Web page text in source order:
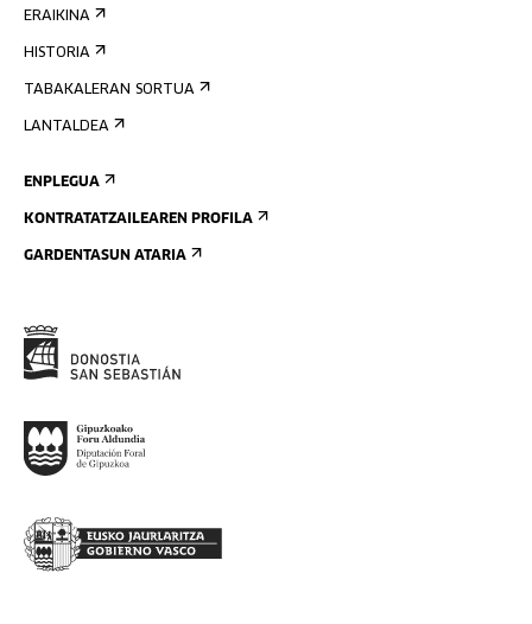
ERAIKINA
HISTORIA
TABAKALERAN SORTUA
LANTALDEA
ENPLEGUA
KONTRATATZAILEAREN PROFILA
GARDENTASUN ATARIA